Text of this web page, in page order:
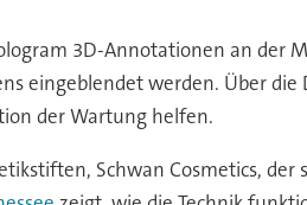
3D-Annotationen an der
eingeblendet werden. Über
der Wartung helfen.
Schwan Cosmetics,